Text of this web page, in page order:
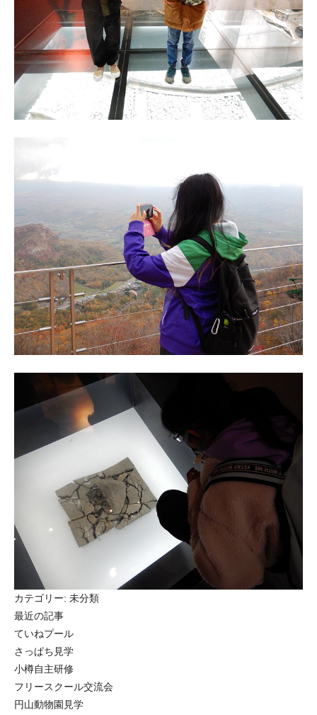
カテゴリー: 未分類
最近の記事
ていねプール
さっぱち見学
小樽自主研修
フリースクール交流会
円山動物園見学